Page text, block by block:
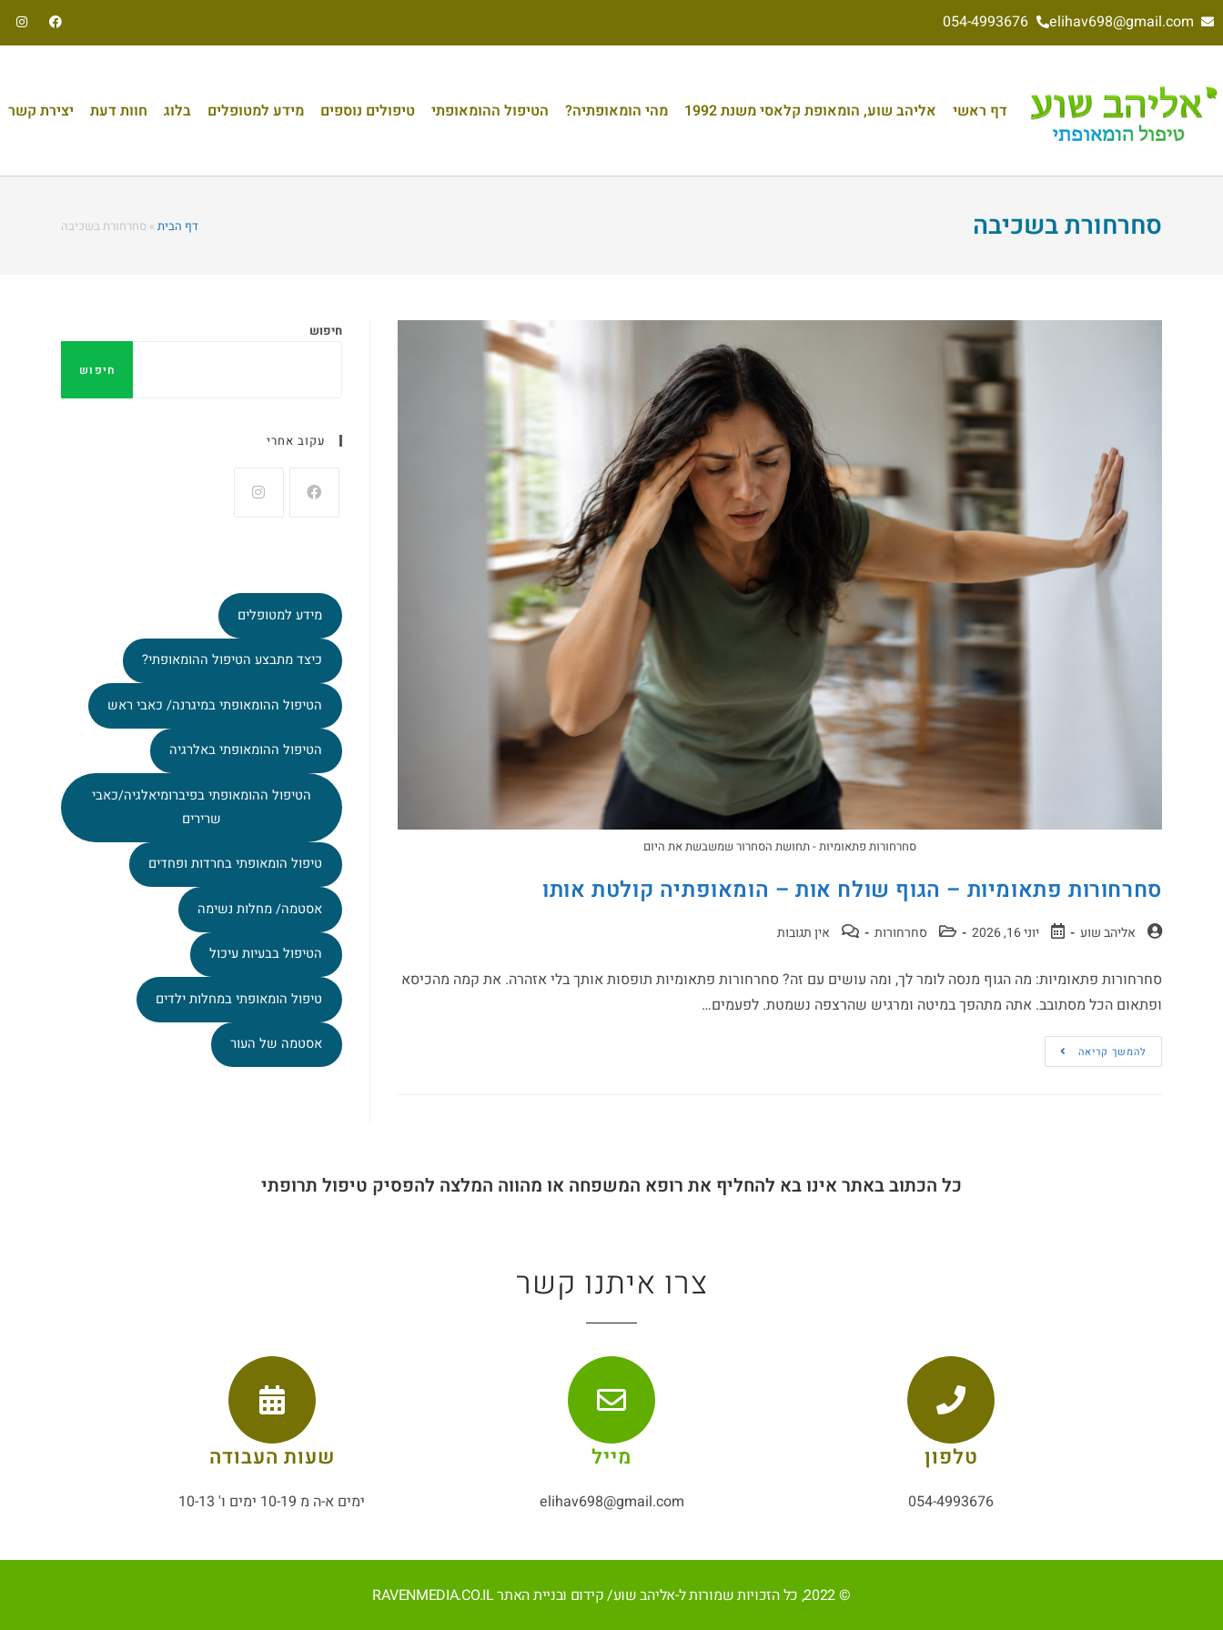
elihav698@gmail.com
054-4993676
דף ראשי אליהב שוע, הומאופת קלאסי משנת 1992 מהי הומאופתיה? הטיפול ההומאופתי טיפולים נוספים מידע למטופלים בלוג חוות דעת יצירת קשר
סחרחורת בשכיבה דף הבית» סחרחורת בשכיבה
סחרחורות פתאומיות - תחושת הסחרור שמשבשת את היום
סחרחורות פתאומיות – הגוף שולח אות – הומאופתיה קולטת אותו
אליהב שוע יוני 16, 2026 סחרחורות אין תגובות
סחרחורות פתאומיות: מה הגוף מנסה לומר לך, ומה עושים עם זה? סחרחורות פתאומיות תופסות אותך בלי אזהרה. את קמה מהכיסא
ופתאום הכל מסתובב. אתה מתהפך במיטה ומרגיש שהרצפה נשמטת. לפעמים…
להמשך קריאה
חיפוש
חיפוש
עקוב אחרי
מידע למטופלים
כיצד מתבצע הטיפול ההומאופתי?
הטיפול ההומאופתי במיגרנה/ כאבי ראש
הטיפול ההומאופתי באלרגיה
הטיפול ההומאופתי בפיברומיאלגיה/כאבי
שרירים
טיפול הומאופתי בחרדות ופחדים
אסטמה/ מחלות נשימה
הטיפול בבעיות עיכול
טיפול הומאופתי במחלות ילדים
אסטמה של העור
כל הכתוב באתר אינו בא להחליף את רופא המשפחה או מהווה המלצה להפסיק טיפול תרופתי
צרו איתנו קשר
טלפון
054-4993676
מייל
elihav698@gmail.com
שעות העבודה
ימים א-ה מ 10-19 ימים ו' 10-13
© 2022, כל הזכויות שמורות ל-אליהב שוע/ קידום ובניית האתר RAVENMEDIA.CO.IL